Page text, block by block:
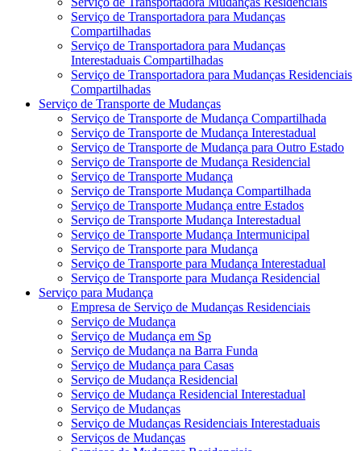
Serviço de Transportadora para Mudanças
Compartilhadas
Serviço de Transportadora para Mudanças
Interestaduais Compartilhadas
Serviço de Transportadora para Mudanças Residenciais
Compartilhadas
Serviço de Transporte de Mudanças
Serviço de Transporte de Mudança Compartilhada
Serviço de Transporte de Mudança Interestadual
Serviço de Transporte de Mudança para Outro Estado
Serviço de Transporte de Mudança Residencial
Serviço de Transporte Mudança
Serviço de Transporte Mudança Compartilhada
Serviço de Transporte Mudança entre Estados
Serviço de Transporte Mudança Interestadual
Serviço de Transporte Mudança Intermunicipal
Serviço de Transporte para Mudança
Serviço de Transporte para Mudança Interestadual
Serviço de Transporte para Mudança Residencial
Serviço para Mudança
Empresa de Serviço de Mudanças Residenciais
Serviço de Mudança
Serviço de Mudança em Sp
Serviço de Mudança na Barra Funda
Serviço de Mudança para Casas
Serviço de Mudança Residencial
Serviço de Mudança Residencial Interestadual
Serviço de Mudanças
Serviço de Mudanças Residenciais Interestaduais
Serviços de Mudanças